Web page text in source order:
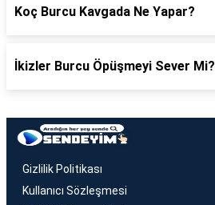
Koç Burcu Kavgada Ne Yapar?
İkizler Burcu Öpüşmeyi Sever Mi?
Gizlilik Politikası
Kullanıcı Sözleşmesi